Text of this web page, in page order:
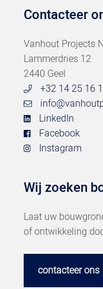
Contacteer
Vanhout Projects
Lammerdries 12
2440 Geel
+32 14 25 16
LinkedIn
Facebook
Instagram
Wij zoeken
Laat uw
of ontwikkeling
contacteer ons